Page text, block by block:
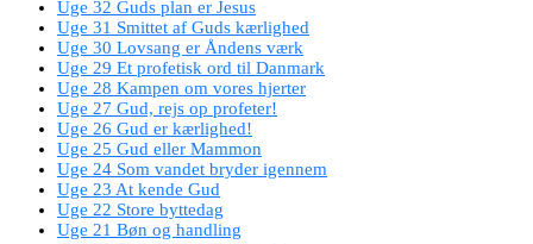
Uge 32 Guds plan er Jesus
Uge 31 Smittet af Guds kærlighed
Uge 30 Lovsang er Åndens værk
Uge 29 Et profetisk ord til Danmark
Uge 28 Kampen om vores hjerter
Uge 27 Gud, rejs op profeter!
Uge 26 Gud er kærlighed!
Uge 25 Gud eller Mammon
Uge 24 Som vandet bryder igennem
Uge 23 At kende Gud
Uge 22 Store byttedag
Uge 21 Bøn og handling